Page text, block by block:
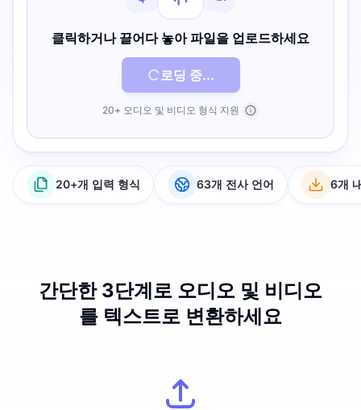
클릭하거나 끌어다 놓아 파일을 업로드하세요
로딩 중...
20+ 오디오 및 비디오 형식 지원
20+개 입력 형식 63개 전사 언어 6개
간단한 3단계로 오디오 및 비디오
를 텍스트로 변환하세요